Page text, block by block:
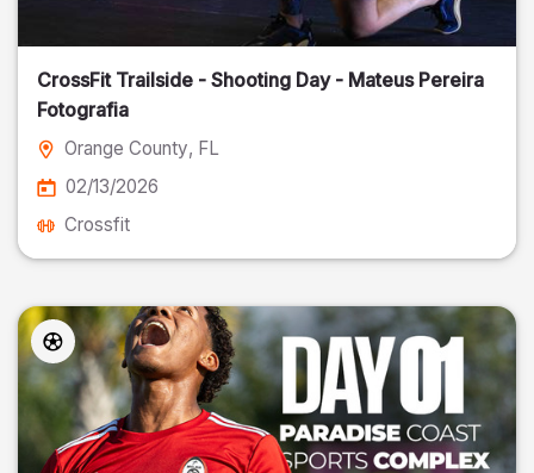
CrossFit Trailside - Shooting Day - Mateus Pereira
Fotografia
Orange County, FL
02/13/2026
Crossfit